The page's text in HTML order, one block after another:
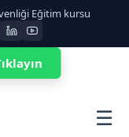
Eğitim kursu
☰